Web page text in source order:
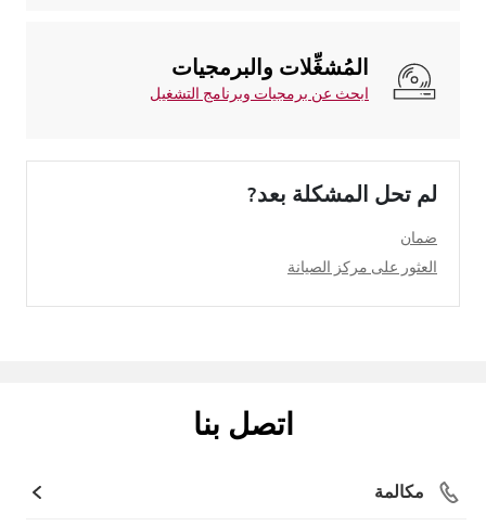
المُشغِّلات والبرمجيات
ابحث عن برمجيات وبرنامج التشغيل
لم تحل المشكلة بعد?
ضمان
العثور على مركز الصيانة
اتصل بنا
مكالمة